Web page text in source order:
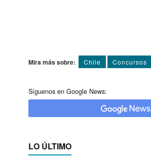
Mira más sobre: Chile Concursos
Síguenos en Google News:
LO ÚLTIMO